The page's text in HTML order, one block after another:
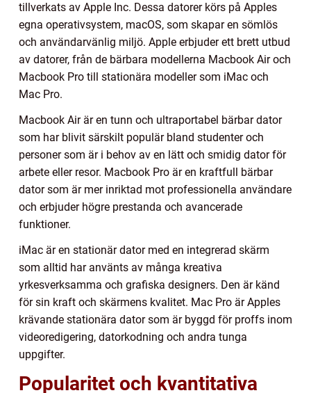
tillverkats av Apple Inc. Dessa datorer körs på Apples
egna operativsystem, macOS, som skapar en sömlös
och användarvänlig miljö. Apple erbjuder ett brett utbud
av datorer, från de bärbara modellerna Macbook Air och
Macbook Pro till stationära modeller som iMac och
Mac Pro.
Macbook Air är en tunn och ultraportabel bärbar dator
som har blivit särskilt populär bland studenter och
personer som är i behov av en lätt och smidig dator för
arbete eller resor. Macbook Pro är en kraftfull bärbar
dator som är mer inriktad mot professionella användare
och erbjuder högre prestanda och avancerade
funktioner.
iMac är en stationär dator med en integrerad skärm
som alltid har använts av många kreativa
yrkesverksamma och grafiska designers. Den är känd
för sin kraft och skärmens kvalitet. Mac Pro är Apples
krävande stationära dator som är byggd för proffs inom
videoredigering, datorkodning och andra tunga
uppgifter.
Popularitet och kvantitativa